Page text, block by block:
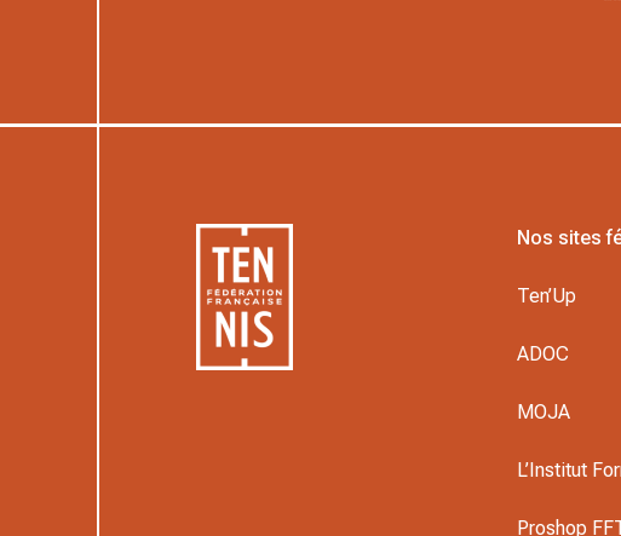
Nos sites
Ten’Up
ADOC
MOJA
L’Institut
Proshop